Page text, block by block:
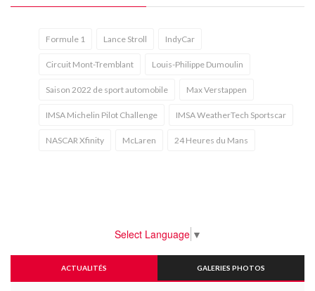
Formule 1 Lance Stroll IndyCar
Circuit Mont-Tremblant Louis-Philippe Dumoulin
Saison 2022 de sport automobile Max Verstappen
IMSA Michelin Pilot Challenge IMSA WeatherTech Sportscar
NASCAR Xfinity McLaren 24 Heures du Mans
Select Language ▼
ACTUALITÉS GALERIES PHOTOS